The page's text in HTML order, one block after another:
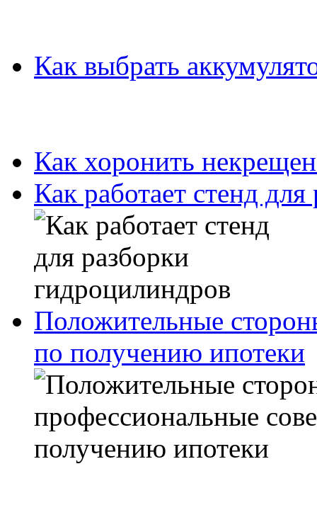
Как выбрать
Как хоронить
Как работает стенд
Положительные
по получению ипотеки